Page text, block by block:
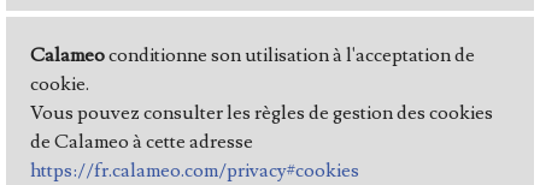
Calameoconditionne son utilisation à l'acceptation de
cookie.
Vous pouvez consulter les règles de gestion des cookies
de Calameo à cette adresse
https://fr.calameo.com/privacy#cookies